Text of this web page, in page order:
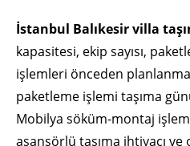
İstanbul Balıkesir villa
kapasitesi, ekip sayısı,
işlemleri önceden
paketleme işlemi taşıma
Mobilya söküm-montaj
asansörlü taşıma ihtiyacı ve